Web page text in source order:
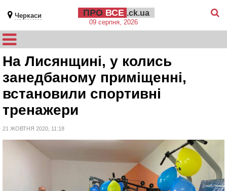
Черкаси ПРО ВСЕ .ck.ua
09 серпня, 2026
На Лисянщині, у колись
занедбаному приміщенні,
встановили спортивні
тренажери
21 ЖОВТНЯ 2020, 11:18